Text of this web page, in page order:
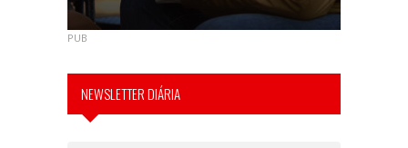
PUB
NEWSLETTER DIÁRIA